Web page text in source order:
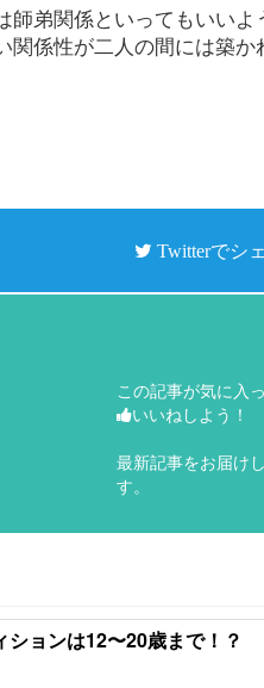
弟関係といってもいいよ
係性が二人の間には築か
Twitterでシ
この記事が気に入
いいねしよう！
最新記事をお届け
す。
ョンは12〜20歳まで！？